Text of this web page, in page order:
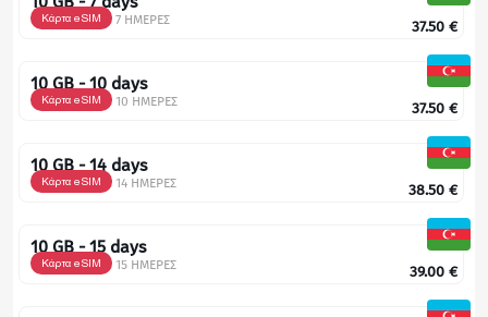
Κάρτα eSIM 7 ΗΜΕΡΕΣ 37.50 €
10 GB - 10 days
Κάρτα eSIM 10 ΗΜΕΡΕΣ 37.50 €
10 GB - 14 days
Κάρτα eSIM 14 ΗΜΕΡΕΣ 38.50 €
10 GB - 15 days
Κάρτα eSIM 15 ΗΜΕΡΕΣ 39.00 €